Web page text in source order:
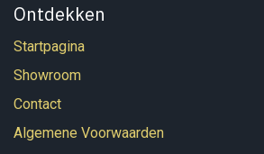
Ontdekken
Startpagina
Showroom
Contact
Algemene Voorwaarden